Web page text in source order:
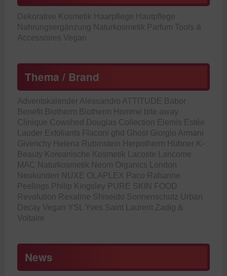
Dekorative Kosmetik Haarpflege Hautpflege
Nahrungsergänzung Naturkosmetik Parfum Tools &
Accessoires Vegan
Thema / Brand
Adventskalender Alessandro ATTITUDE Babor
Benefit Biotherm Biotherm Homme bite away
Clinique Cowshed Douglas Collection Elemis Estée
Lauder Exfoliants Flaconi ghd Ghost Giorgio Armani
Givenchy Helena Rubinstein Herpotherm Hübner K-
Beauty Koreanische Kosmetik Lacoste
Lancome
MAC Naturkosmetik Neom Organics London
Neukunden NUXE OLAPLEX Paco Rabanne
Peelings Philip Kingsley PURE SKIN FOOD
Revolution Rexaline Shiseido Sonnenschutz Urban
Decay Vegan YSL Yves Saint Laurent Zadig &
Voltaire
News